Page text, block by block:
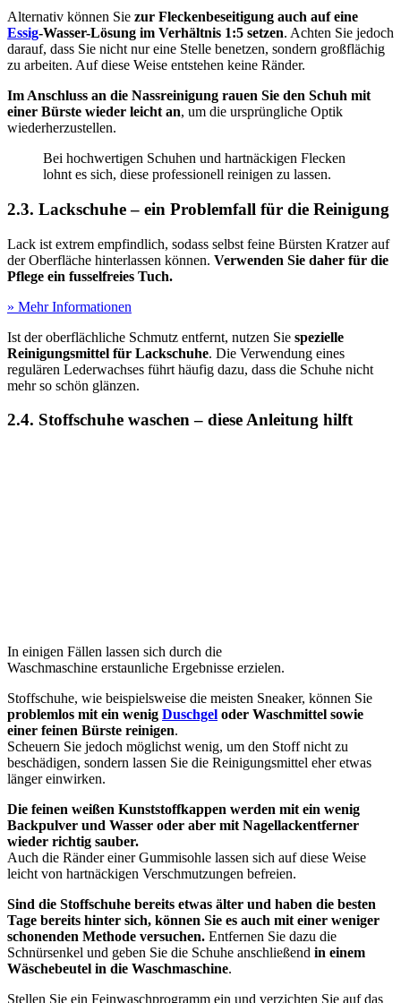
Alternativ können Sie zur Fleckenbeseitigung auch auf eine
Essig-Wasser-Lösung im Verhältnis 1:5 setzen. Achten Sie jedoch
darauf, dass Sie nicht nur eine Stelle benetzen, sondern großflächig
zu arbeiten. Auf diese Weise entstehen keine Ränder.
Im Anschluss an die Nassreinigung rauen Sie den Schuh mit
einer Bürste wieder leicht an, um die ursprüngliche Optik
wiederherzustellen.
Bei hochwertigen Schuhen und hartnäckigen Flecken
lohnt es sich, diese professionell reinigen zu lassen.
2.3. Lackschuhe – ein Problemfall für die Reinigung
Lack ist extrem empfindlich, sodass selbst feine Bürsten Kratzer auf
der Oberfläche hinterlassen können. Verwenden Sie daher für die
Pflege ein fusselfreies Tuch.
» Mehr Informationen
Ist der oberflächliche Schmutz entfernt, nutzen Sie spezielle
Reinigungsmittel für Lackschuhe. Die Verwendung eines
regulären Lederwachses führt häufig dazu, dass die Schuhe nicht
mehr so schön glänzen.
2.4. Stoffschuhe waschen – diese Anleitung hilft
In einigen Fällen lassen sich durch die
Waschmaschine erstaunliche Ergebnisse erzielen.
Stoffschuhe, wie beispielsweise die meisten Sneaker, können Sie
problemlos mit ein wenig Duschgel oder Waschmittel sowie
einer feinen Bürste reinigen.
Scheuern Sie jedoch möglichst wenig, um den Stoff nicht zu
beschädigen, sondern lassen Sie die Reinigungsmittel eher etwas
länger einwirken.
Die feinen weißen Kunststoffkappen werden mit ein wenig
Backpulver und Wasser oder aber mit Nagellackentferner
wieder richtig sauber.
Auch die Ränder einer Gummisohle lassen sich auf diese Weise
leicht von hartnäckigen Verschmutzungen befreien.
Sind die Stoffschuhe bereits etwas älter und haben die besten
Tage bereits hinter sich, können Sie es auch mit einer weniger
schonenden Methode versuchen. Entfernen Sie dazu die
Schnürsenkel und geben Sie die Schuhe anschließend in einem
Wäschebeutel in die Waschmaschine.
Stellen Sie ein Feinwaschprogramm ein und verzichten Sie auf das